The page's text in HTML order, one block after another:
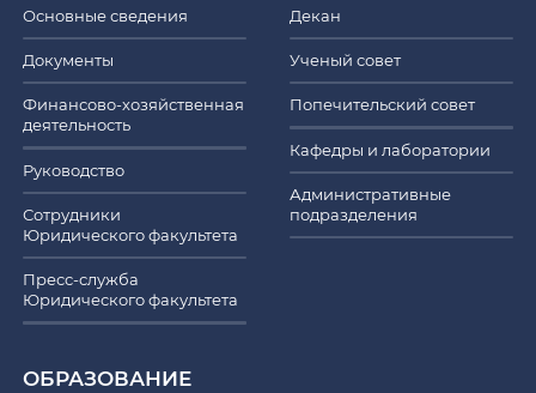
Основные сведения
Документы
Финансово-хозяйственная
деятельность
Руководство
Сотрудники
Юридического факультета
Пресс-служба
Юридического факультета
Декан
Ученый совет
Попечительский совет
Кафедры и лаборатории
Административные
подразделения
ОБРАЗОВАНИЕ